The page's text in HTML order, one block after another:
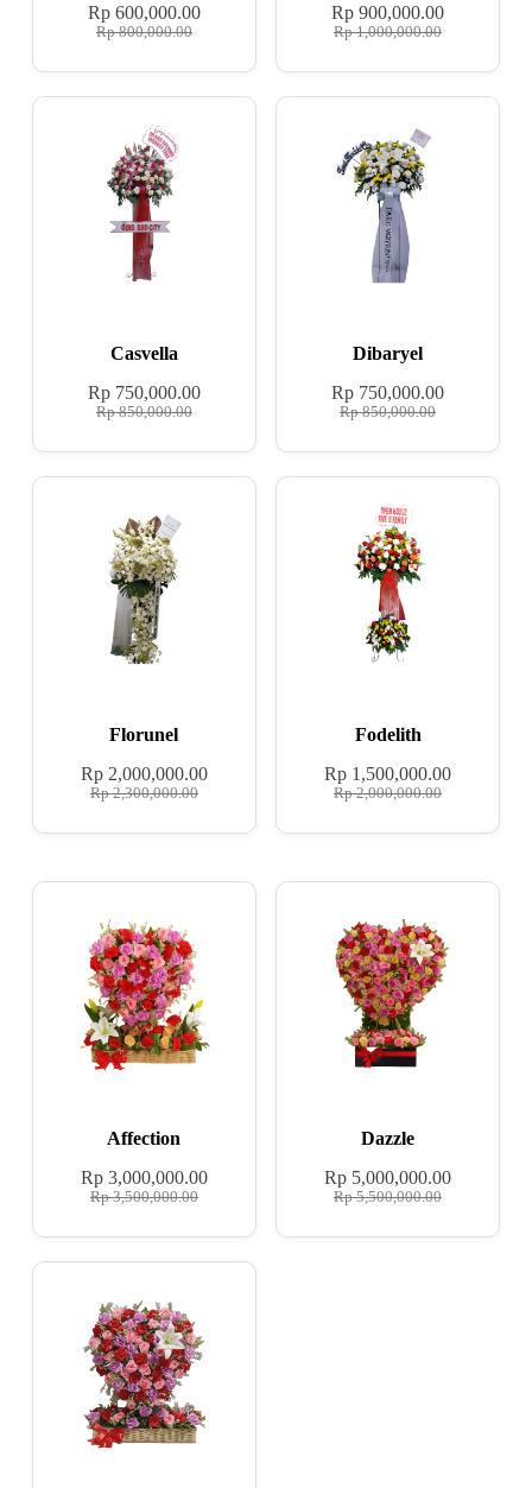
Rp800,000.00
Rp600,000.00
Rp1,000,000.00
Rp 900,000.00
Casvella
Rp850,000.00
Rp750,000.00
Dibaryel
Rp850,000.00
Rp 750,000.00
Florunel
Rp2,300,000.00
Rp2,000,000.00
Fodelith
Rp2,000,000.00
Rp 1,500,000.00
Affection
Rp3,500,000.00
Rp3,000,000.00
Dazzle
Rp5,500,000.00
Rp 5,000,000.00